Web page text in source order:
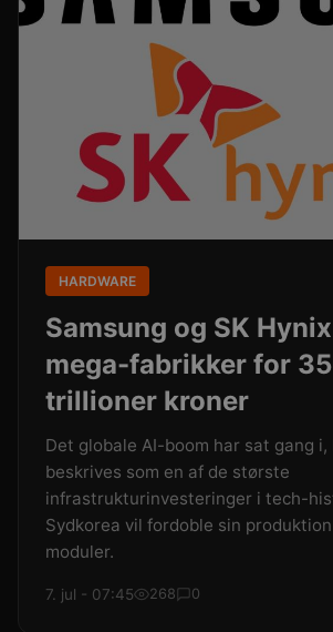
HARDWARE
Samsung og SK
mega-fabrikker for
trillioner kroner
Det globale AI-boom har sat gang i,
beskrives som en af de største
infrastrukturinvesteringer i tech-
Sydkorea vil fordoble sin
moduler.
7. jul - 07:45 268 0